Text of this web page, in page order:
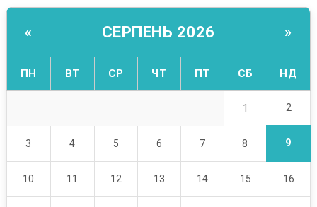
« СЕРПЕНЬ 2026 »
ПН ВТ СР ЧТ ПТ СБ НД
1 2
3 4 5 6 7 8 9
10 11 12 13 14 15 16